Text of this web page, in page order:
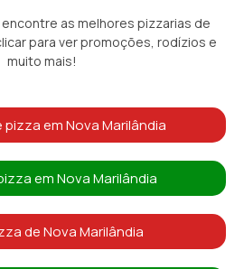
encontre as melhores pizzarias de
para ver promoções, rodízios e
muito mais!
em Nova Marilândia
em Nova Marilândia
de Nova Marilândia